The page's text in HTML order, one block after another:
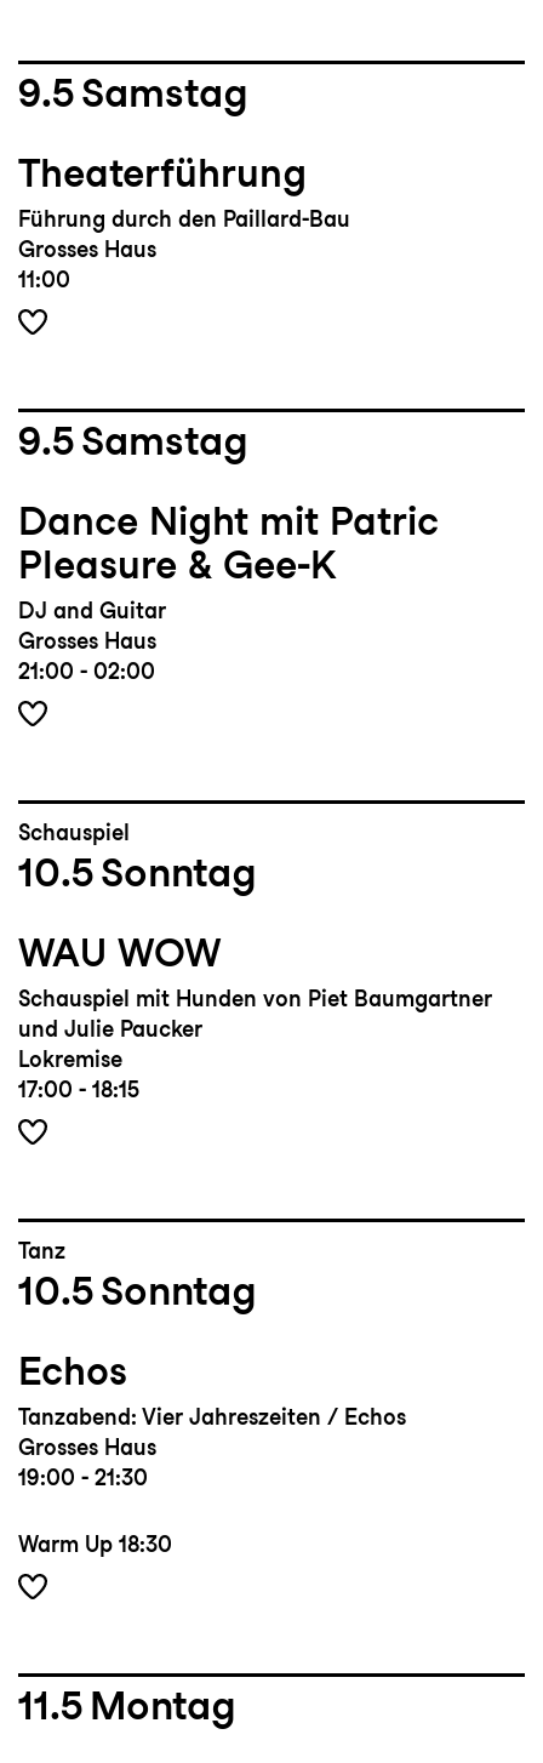
9.5Samstag
Theaterführung
Führung durch den Paillard-Bau
Grosses Haus
11:00
9.5Samstag
Dance Night mit Patric
Pleasure & Gee-K
DJ and Guitar
Grosses Haus
21:00 - 02:00
Schauspiel
10.5Sonntag
WAU WOW
Schauspiel mit Hunden von Piet Baumgartner
und Julie Paucker
Lokremise
17:00 - 18:15
Tanz
10.5Sonntag
Echos
Tanzabend: Vier Jahreszeiten / Echos
Grosses Haus
19:00 - 21:30
Warm Up 18:30
11.5 Montag